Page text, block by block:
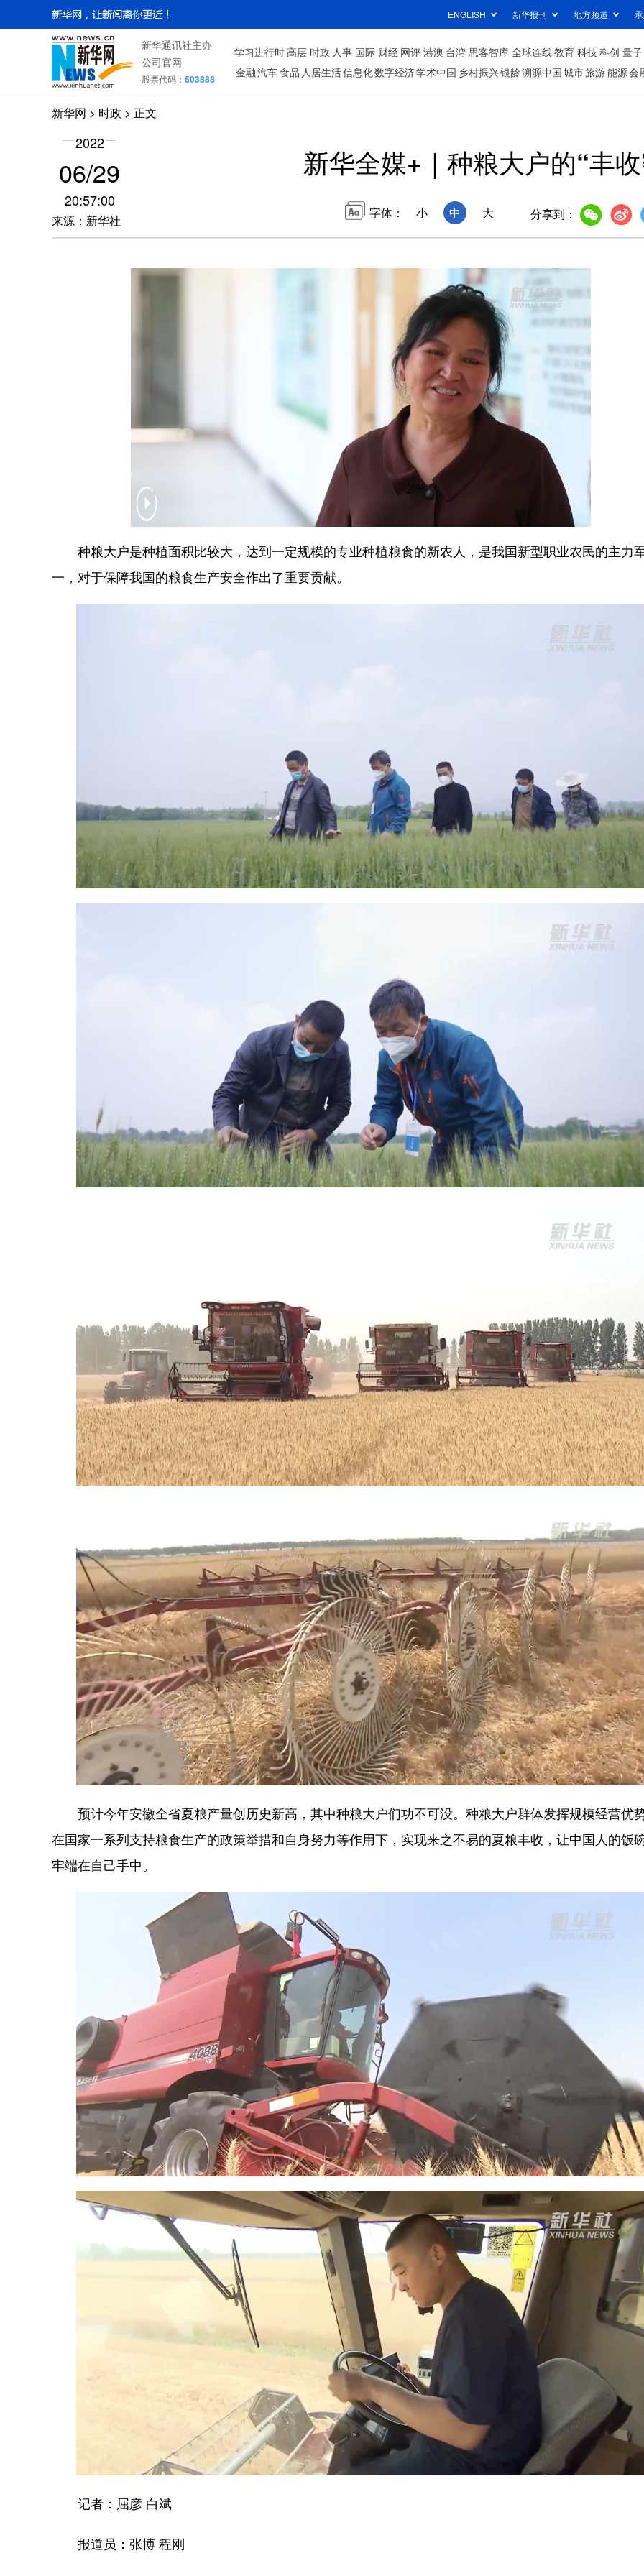
ENGLISH 新华报刊 地方频道
新华通讯社主办
公司官网
股票代码： 603888
学习进行时高层 时政 人事 国际 财经 网评 港澳 台湾 思客智库 全球连线教育 科技科创 量子
金融汽车食品 人居生活信息化数字经济学术中国 乡村振兴银龄溯源中国城市旅游能源会
新华网 > 时政 > 正文
2022
06/29
20:57:00
来源：新华社
新华全媒+｜种粮大户的“丰
字体： 小 中 大 分享到：
种粮大户是种植面积比较大，达到一定规模的专业种植粮食的新农人，是我国新型职业农民的主力
一，对于保障我国的粮食生产安全作出了重要贡献。
预计今年安徽全省夏粮产量创历史新高，其中种粮大户们功不可没。种粮大户群体发挥规模经营优
在国家一系列支持粮食生产的政策举措和自身努力等作用下，实现来之不易的夏粮丰收，让中国人的饭
牢端在自己手中。
记者：屈彦 白斌
报道员：张博 程刚